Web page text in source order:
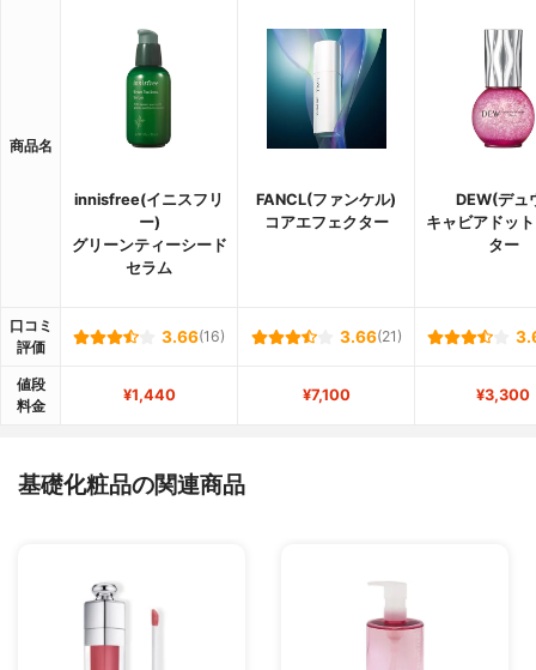
商品名
innisfree(イニスフリ
ー)
グリーンティーシード
セラム
FANCL(ファンケル)
コアエフェクター
DEW(デュ
キャビアドッ
ター
口コミ
評価
3.66(16) 3.66(21)
値段
料金
¥1,440 ¥7,100 ¥3,300
基礎化粧品の関連商品